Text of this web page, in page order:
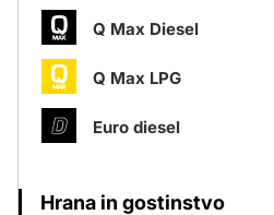
Q Max Diesel
Q Max LPG
Euro diesel
Hrana in gostinstvo